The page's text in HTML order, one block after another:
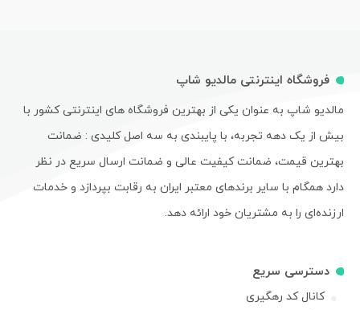
فروشگاه اینترنتی مالدیو شاپ
مالدیو شاپ به عنوان یکی از بهترین فروشگاه های اینترنتی کشور با
بیش از یک دهه تجربه، با پایبندی به سه اصل کلیدی : ضمانت
بهترین قیمت، ضمانت کیفیت عالی و ضمانت ارسال سریع در نظر
دارد همگام با سایر برندهای معتبر ایران به رقابت بپردازد و خدمات
ارزنده‌ای را به مشتریان خود ارائه دهد.
دسترسی سریع
کانال کد رهگیری